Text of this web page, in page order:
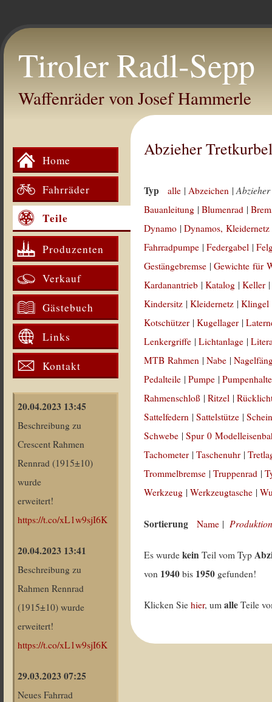
Tiroler Radl-Sepp
Waffenräder von Josef Hammerle
Home
Fahrräder
Teile
Produzenten
Verkauf
Gästebuch
Links
Kontakt
20.04.2023 13:45
Beschreibung zu
Crescent Rahmen
Rennrad (1915±10)
wurde
erweitert!
https://t.co/xL1w9sjI6K
20.04.2023 13:41
Beschreibung zu
Rahmen Rennrad
(1915±10) wurde
erweitert!
https://t.co/xL1w9sjI6K
29.03.2023 07:25
Neues Fahrrad
Abzieher
Typ alle |Abzeichen |
Bauanleitung |Blumenrad |
Dynamo |Dynamos, Kleidernetz
Fahrradpumpe |Federgabel |
Gestängebremse |Gewichte für
Kardanantrieb |Katalog |Keller
Kindersitz |Kleidernetz |Klingel
Kotschützer |Kugellager |
Lenkergriffe |Lichtanlage |
MTB Rahmen |Nabe |
Pedalteile |Pumpe |
Rahmenschloß |Ritzel |
Sattelfedern |Sattelstütze |
Schwebe |Spur 0
Tachometer |Taschenuhr |
Trommelbremse |Truppenrad |
Werkzeug |Werkzeugtasche |
Sortierung Name |
Es wurdekein Teil vom Typ
von 1940 bis 1950 gefunden!
Klicken Siehier, umalle Teile